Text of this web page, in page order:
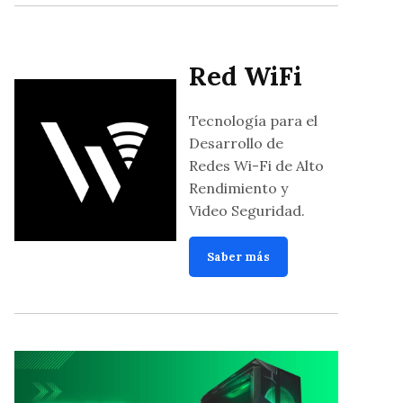
Red WiFi
Tecnología para el
Desarrollo de
Redes Wi-Fi de Alto
Rendimiento y
Video Seguridad.
Saber más